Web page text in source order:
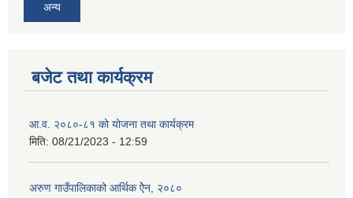
अन्य
बजेट तथा कार्यक्रम
आ.व. २०८०-८१ को योजना तथा कार्यक्रम
मिति: 08/21/2023 - 12:59
अरुण गाउँपालिकाको आर्थिक ऐेन, २०८०